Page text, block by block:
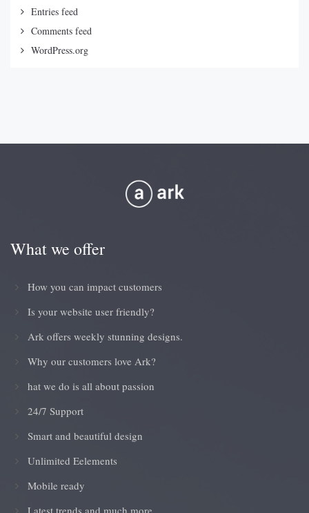
Entries feed
Comments feed
WordPress.org
What we offer
How you can impact customers
Is your website user friendly?
Ark offers weekly stunning designs.
Why our customers love Ark?
hat we do is all about passion
24/7 Support
Smart and beautiful design
Unlimited Eelements
Mobile ready
Latest trends and much more...